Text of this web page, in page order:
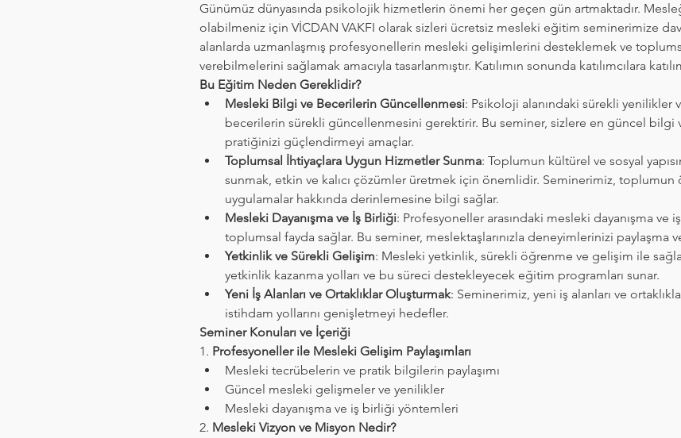
Günümüz dünyasında psikolojik hizmetlerin önemi her geçen gün artmaktadır.
olabilmeniz için VİCDAN VAKFI olarak sizleri ücretsiz mesleki eğitim seminerimize
alanlarda uzmanlaşmış profesyonellerin mesleki gelişimlerini desteklemek ve
verebilmelerini sağlamak amacıyla tasarlanmıştır. Katılımın sonunda katılımcılara
Bu Eğitim Neden Gereklidir?
Mesleki Bilgi ve Becerilerin Güncellenmesi: Psikoloji alanındaki sürekli yenilikler
becerilerin sürekli güncellenmesini gerektirir. Bu seminer, sizlere en güncel bilgi
pratiğinizi güçlendirmeyi amaçlar.
Toplumsal İhtiyaçlara Uygun Hizmetler Sunma: Toplumun kültürel ve sosyal
sunmak, etkin ve kalıcı çözümler üretmek için önemlidir. Seminerimiz,
uygulamalar hakkında derinlemesine bilgi sağlar.
Mesleki Dayanışma ve İş Birliği: Profesyoneller arasındaki mesleki dayanışma
toplumsal fayda sağlar. Bu seminer, meslektaşlarınızla deneyimlerinizi paylaşma
Yetkinlik ve Sürekli Gelişim: Mesleki yetkinlik, sürekli öğrenme ve gelişim ile
yetkinlik kazanma yolları ve bu süreci destekleyecek eğitim programları sunar.
Yeni İş Alanları ve Ortaklıklar Oluşturmak: Seminerimiz, yeni iş alanları ve
istihdam yollarını genişletmeyi hedefler.
Seminer Konuları ve İçeriği
1. Profesyoneller ile Mesleki Gelişim Paylaşımları
Mesleki tecrübelerin ve pratik bilgilerin paylaşımı
Güncel mesleki gelişmeler ve yenilikler
Mesleki dayanışma ve iş birliği yöntemleri
2. Mesleki Vizyon ve Misyon Nedir?